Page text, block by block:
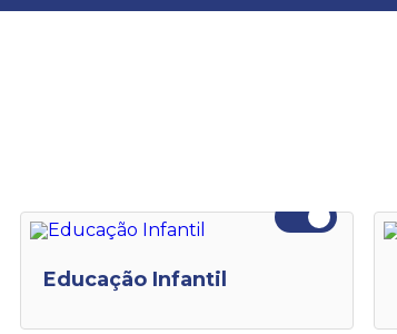
Educação Infantil